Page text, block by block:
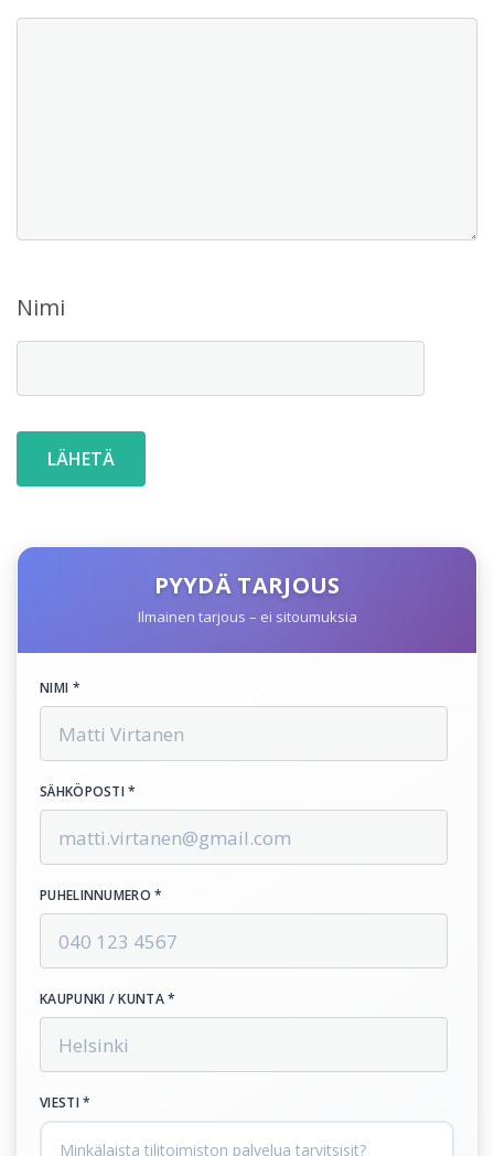
Nimi
PYYDÄ TARJOUS
Ilmainen tarjous – ei sitoumuksia
NIMI *
SÄHKÖPOSTI *
PUHELINNUMERO *
KAUPUNKI / KUNTA *
VIESTI *